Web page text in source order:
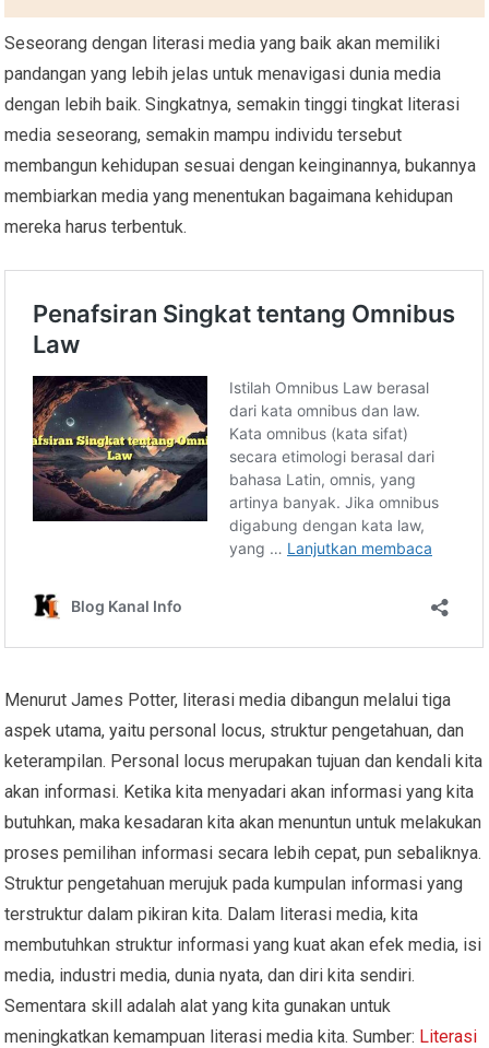
Seseorang dengan literasi media yang baik akan memiliki
pandangan yang lebih jelas untuk menavigasi dunia media
dengan lebih baik. Singkatnya, semakin tinggi tingkat literasi
media seseorang, semakin mampu individu tersebut
membangun kehidupan sesuai dengan keinginannya, bukannya
membiarkan media yang menentukan bagaimana kehidupan
mereka harus terbentuk.
Menurut James Potter, literasi media dibangun melalui tiga
aspek utama, yaitu personal locus, struktur pengetahuan, dan
keterampilan. Personal locus merupakan tujuan dan kendali kita
akan informasi. Ketika kita menyadari akan informasi yang kita
butuhkan, maka kesadaran kita akan menuntun untuk melakukan
proses pemilihan informasi secara lebih cepat, pun sebaliknya.
Struktur pengetahuan merujuk pada kumpulan informasi yang
terstruktur dalam pikiran kita. Dalam literasi media, kita
membutuhkan struktur informasi yang kuat akan efek media, isi
media, industri media, dunia nyata, dan diri kita sendiri.
Sementara skill adalah alat yang kita gunakan untuk
meningkatkan kemampuan literasi media kita. Sumber: Literasi